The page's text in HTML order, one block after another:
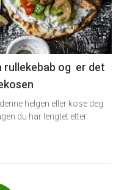
rullekebab og er det
helgen eller kose deg
du har lengtet etter.